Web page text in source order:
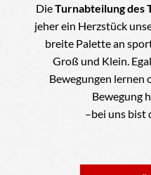
Im Verein seit: 1989
Hobbys: Familie,
Garteln, Lesen
DieTurnabteilung des
jeher ein Herzstück
breite Palette an
Groß und Klein.
Bewegungen lernen
Bewegung
–bei uns bist